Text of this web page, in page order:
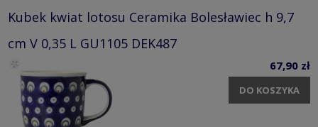
Kubek kwiat lotosu Ceramika Bolesławiec h 9,7
cm V 0,35 L GU1105 DEK487
67,90 zł
DO KOSZYKA